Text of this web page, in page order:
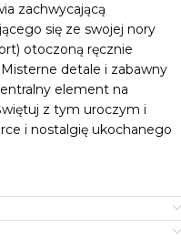
zachwycającą
się ze swojej nory
otoczoną ręcznie
detale i zabawny
element na
z tym uroczym i
i nostalgię ukochanego